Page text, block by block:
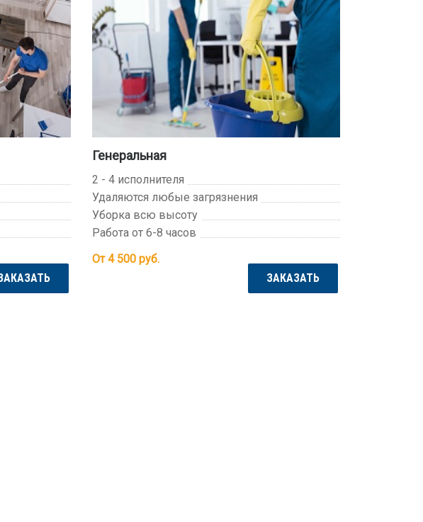
Генеральная
2 - 4 исполнителя
Удаляются любые загрязнения
Уборка всю высоту
Работа от 6-8 часов
От 4 500руб.
ЗАКАЗАТЬ